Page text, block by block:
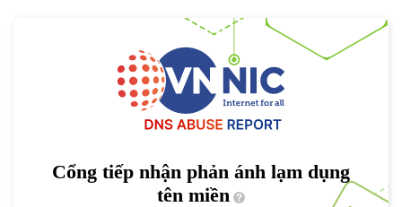
Cổng tiếp nhận phản ánh lạm dụng
tên miền